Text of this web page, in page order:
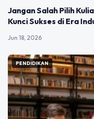
Jangan Salah Pilih
Kunci Sukses di Era
Jun 18, 2026
PENDIDIKAN